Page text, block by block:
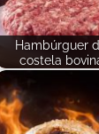
Hambúrguer
costela